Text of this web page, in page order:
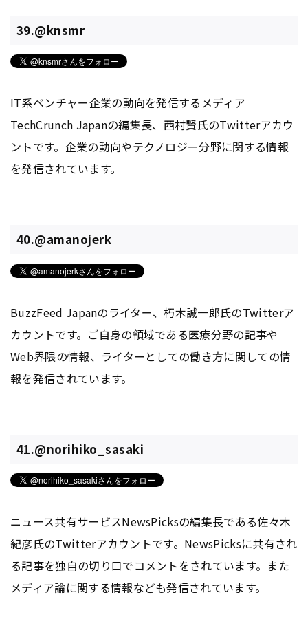
39.@knsmr
IT系ベンチャー企業の動向を発信するメディア
TechCrunch Japanの編集長、西村賢氏のTwitterアカウ
ントです。企業の動向やテクノロジー分野に関する情報
を発信されています。
40.@amanojerk
BuzzFeed Japanのライター、朽木誠一郎氏のTwitterア
カウントです。ご自身の領域である医療分野の記事や
Web界隈の情報、ライターとしての働き方に関しての情
報を発信されています。
41.@norihiko_sasaki
ニュース共有サービスNewsPicksの編集長である佐々木
紀彦氏のTwitterアカウントです。NewsPicksに共有され
る記事を独自の切り口でコメントをされています。また
メディア論に関する情報なども発信されています。